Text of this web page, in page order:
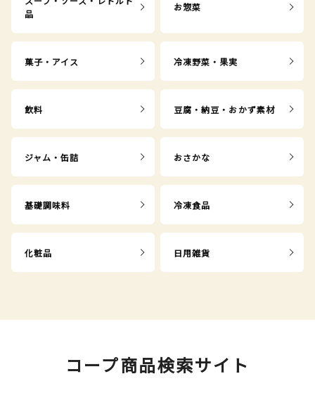
品
お惣菜
菓子・アイス 冷凍野菜・果実
飲料 豆腐・納豆・おかず素材
ジャム・缶詰 おさかな
基礎調味料 冷凍食品
化粧品 日用雑貨
コープ商品検索サイト